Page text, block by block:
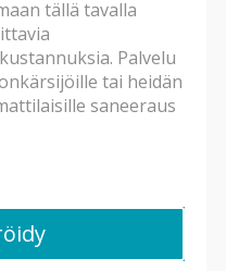
tällä tavalla
Palvelu
tai heidän
saneeraus